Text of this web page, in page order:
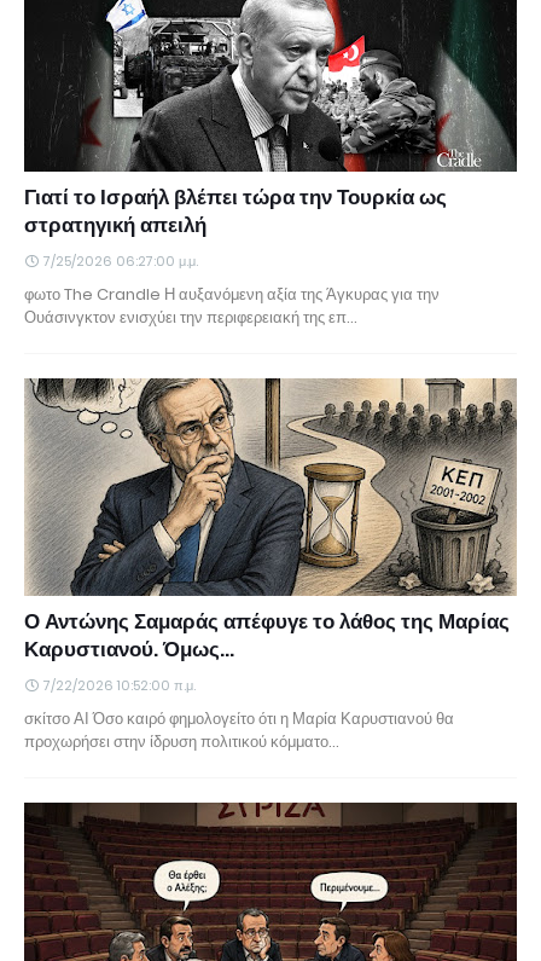
Γιατί το Ισραήλ βλέπει τώρα την Τουρκία ως
στρατηγική απειλή
7/25/2026 06:27:00 μ.μ.
φωτο The Crandle Η αυξανόμενη αξία της Άγκυρας για την
Ουάσινγκτον ενισχύει την περιφερειακή της επ…
Ο Αντώνης Σαμαράς απέφυγε το λάθος της Μαρίας
Καρυστιανού. Όμως...
7/22/2026 10:52:00 π.μ.
σκίτσο ΑΙ Όσο καιρό φημολογείτο ότι η Μαρία Καρυστιανού θα
προχωρήσει στην ίδρυση πολιτικού κόμματο…